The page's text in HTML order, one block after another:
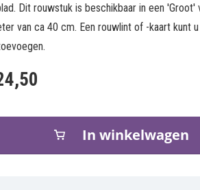
Dit rouwstuk is beschikbaar in een 'Groot'
van ca 40 cm. Een rouwlint of -kaart kunt
In winkelwagen